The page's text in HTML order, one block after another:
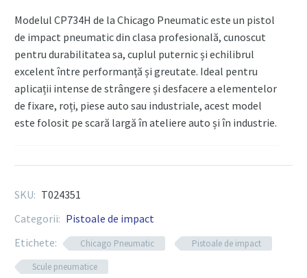
Modelul CP734H de la Chicago Pneumatic este un pistol
de impact pneumatic din clasa profesională, cunoscut
pentru durabilitatea sa, cuplul puternic și echilibrul
excelent între performanță și greutate. Ideal pentru
aplicații intense de strângere și desfacere a elementelor
de fixare, roți, piese auto sau industriale, acest model
este folosit pe scară largă în ateliere auto și în industrie.
Tip acționare:Aer comprimat
Dimensiune antrenor:
SKU: T024351
Categorii: Pistoale de impact
Etichete:
Chicago Pneumatic
Pistoale de impact
Scule pneumatice